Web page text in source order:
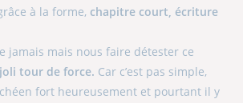
à la forme, chapitre court, écriture
jamais mais nous faire détester ce
joli tour de force. Car c’est pas simple,
fort heureusement et pourtant il y